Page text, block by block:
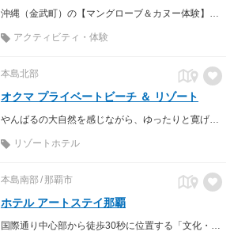
アクティビティ・体験
本島北部
オクマ プライベートビーチ ＆ リゾート
やんばるの大自然を感じながら、ゆったりと寛げる癒しの滞在
リゾートホテル
本島南部 那覇市
ホテル アートステイ那覇